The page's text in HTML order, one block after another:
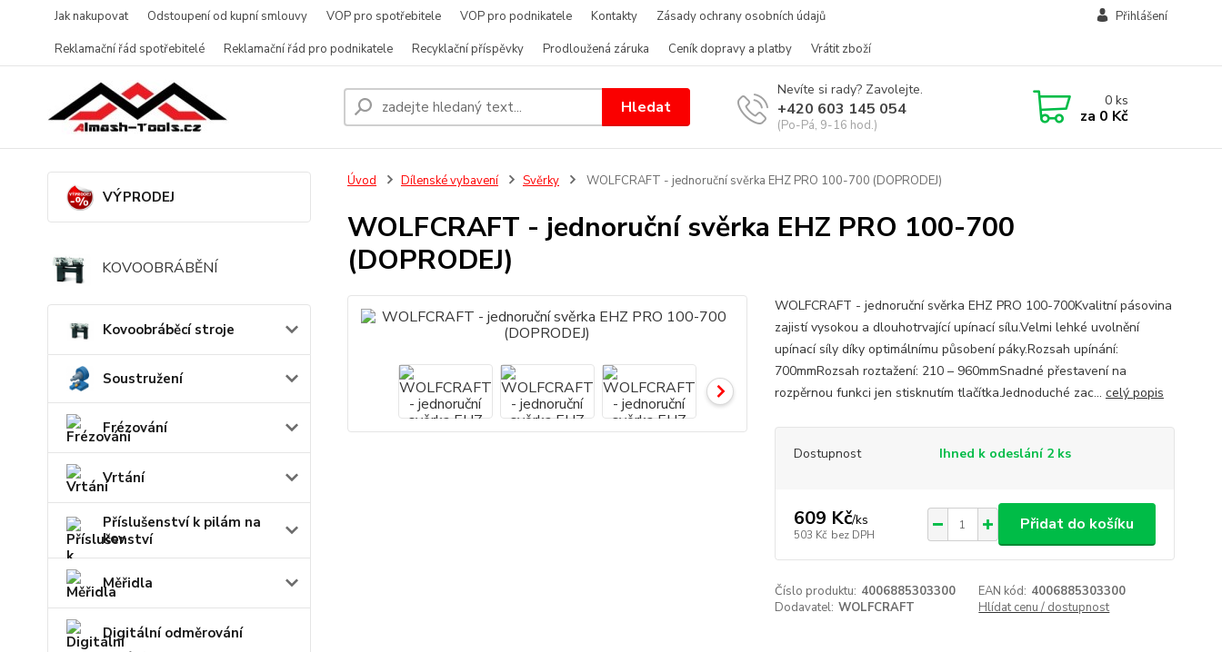
Jak nakupovat Odstoupení od kupní smlouvy VOP pro spotřebitele VOP pro podnikatele Kontakty
Zásady ochrany osobních údajů
Reklamační řád spotřebitelé
Reklamační řád pro podnikatele Recyklační příspěvky Prodloužená záruka Ceník dopravy a platby Vrátit zboží
Přihlášení
Hledat
Nevíte si rady? Zavolejte.
+420 603 145 054
(Po-Pá, 9-16 hod.)
0ks
za 0 Kč
VÝPRODEJ
KOVOOBRÁBĚNÍ
Kovoobráběcí stroje
Soustružení
Frézování
Vrtání
Příslušenství k pilám na
kov
Měřidla
Digitální odměrování
Úvod Dílenské vybavení Svěrky WOLFCRAFT - jednoruční svěrka EHZ PRO 100-700 (DOPRODEJ)
WOLFCRAFT - jednoruční svěrka EHZ PRO 100-700
(DOPRODEJ)
WOLFCRAFT - jednoruční svěrka EHZ PRO 100-700Kvalitní pásovina
zajistí vysokou a dlouhotrvající upínací sílu.Velmi lehké uvolnění
upínací síly díky optimálnímu působení páky.Rozsah upínání:
700mmRozsah roztažení: 210 – 960mmSnadné přestavení na
rozpěrnou funkci jen stisknutím tlačítka.Jednoduché zac... celý popis
Dostupnost Ihned k odeslání 2 ks
609 Kč/ks
503 Kč bez DPH
Přidat do košíku
Číslo produktu: 4006885303300 EAN kód: 4006885303300
Dodavatel: WOLFCRAFT Hlídat cenu / dostupnost